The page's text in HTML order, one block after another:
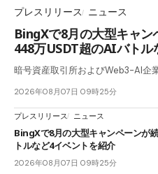
プレスリリース ニュース
BingXで8月の大型キャ
448万USDT超のAIバト
暗号資産取引所およびWeb3-AI企
2026年08月07日 09時25分
プレスリリース ニュース
BingXで8月の大型キャンペーンが
トルなど4イベントを紹介
2026年08月07日 09時25分